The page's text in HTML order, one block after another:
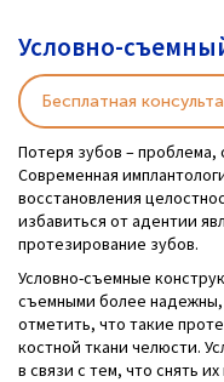
Условно-
Бесплатная
Потеря зубов –
Современная
восстановления
избавиться от адентии
протезирование зубов.
Условно-съемные
съемными более надежны,
отметить, что такие
костной ткани челюсти.
в связи с тем, что снять